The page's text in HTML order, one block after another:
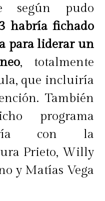
según pudo
habría fichado
para liderar un
, totalmente
que incluiría
También
programa
con la
Prieto, Willy
y Matías Vega